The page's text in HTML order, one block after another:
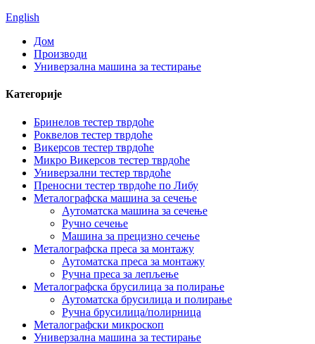
English
Дом
Производи
Универзална машина за тестирање
Категорије
Бринелов тестер тврдоће
Роквелов тестер тврдоће
Викерсов тестер тврдоће
Микро Викерсов тестер тврдоће
Универзални тестер тврдоће
Преносни тестер тврдоће по Либу
Металографска машина за сечење
Аутоматска машина за сечење
Ручно сечење
Машина за прецизно сечење
Металографска преса за монтажу
Аутоматска преса за монтажу
Ручна преса за лепљење
Металографска брусилица за полирање
Аутоматска брусилица и полирање
Ручна брусилица/полирница
Металографски микроскоп
Универзална машина за тестирање